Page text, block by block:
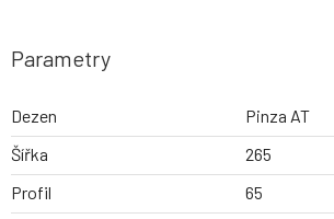
Parametry
Dezen
Pinza AT
Šířka
265
Profil
65